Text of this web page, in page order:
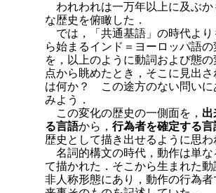
われわれは一万年以上に及ぶか
な歴史を俯瞰した．
では，「共通基語」の時代より
ら始まるインド＝ヨーロッパ語の
を，以上のように動詞および態
点から眺めたとき，そこに見出さ
は何か？ この途方のない問いに
みよう．
この変化の歴史の一側面を， 出
る言語から， 行為者を確定する言
歴史として描き出せるように思わ
名詞的構文の時代，動作は単な
て描かれた．そこから生まれた
非人称形態にあり，動作の行為者